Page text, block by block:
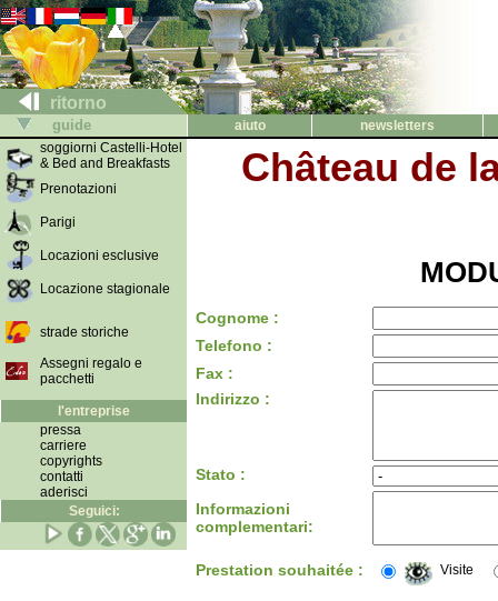
ritorno
guide aiuto
newsletters
soggiorni Castelli-Hotel
& Bed and Breakfasts
Prenotazioni
Parigi
Locazioni esclusive
Locazione stagionale
strade storiche
Assegni regalo e
pacchetti
l'entreprise
pressa
carriere
copyrights
contatti
aderisci
Seguici:
Château de
Cognome :
Telefono :
Fax :
Indirizzo :
Stato :
Informazioni
complementari:
Prestation souhaitée : Visite